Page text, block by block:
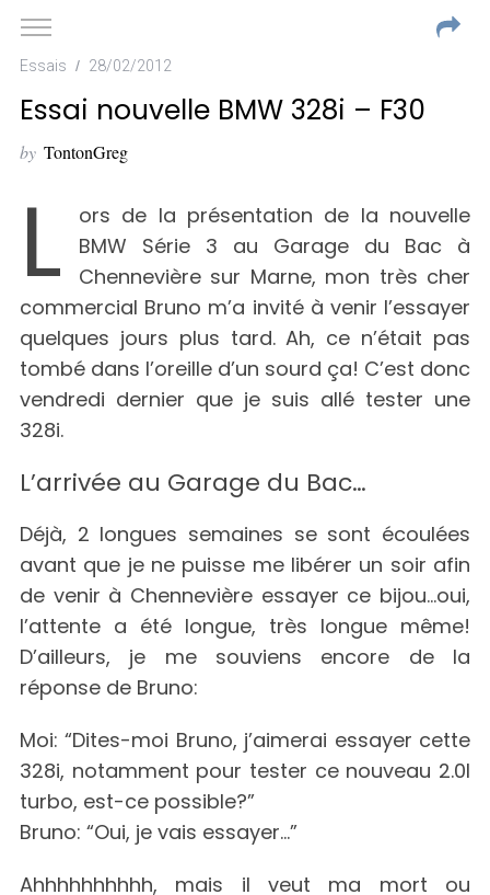
Essais 28/02/2012
Essai nouvelle BMW 328i – F30
by TontonGreg
L
ors de la présentation de la nouvelle
BMW Série 3 au Garage du Bac à
Chennevière sur Marne, mon très cher
commercial Bruno m’a invité à venir l’essayer
quelques jours plus tard. Ah, ce n’était pas
tombé dans l’oreille d’un sourd ça! C’est donc
vendredi dernier que je suis allé tester une
328i.
L’arrivée au Garage du Bac…
Déjà, 2 longues semaines se sont écoulées
avant que je ne puisse me libérer un soir afin
de venir à Chennevière essayer ce bijou…oui,
l’attente a été longue, très longue même!
D’ailleurs, je me souviens encore de la
réponse de Bruno:
Moi: “Dites-moi Bruno, j’aimerai essayer cette
328i, notamment pour tester ce nouveau 2.0l
turbo, est-ce possible?”
Bruno: “Oui, je vais essayer…”
Ahhhhhhhhhh, mais il veut ma mort ou